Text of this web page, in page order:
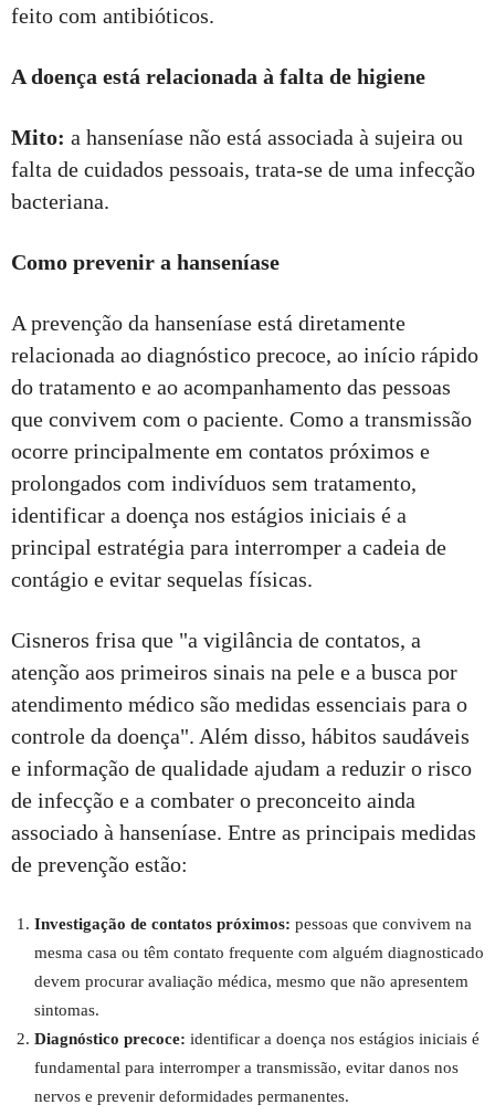
feito com antibióticos.
A doença está relacionada à falta de higiene
Mito: a hanseníase não está associada à sujeira ou
falta de cuidados pessoais, trata-se de uma infecção
bacteriana.
Como prevenir a hanseníase
A prevenção da hanseníase está diretamente
relacionada ao diagnóstico precoce, ao início rápido
do tratamento e ao acompanhamento das pessoas
que convivem com o paciente. Como a transmissão
ocorre principalmente em contatos próximos e
prolongados com indivíduos sem tratamento,
identificar a doença nos estágios iniciais é a
principal estratégia para interromper a cadeia de
contágio e evitar sequelas físicas.
Cisneros frisa que "a vigilância de contatos, a
atenção aos primeiros sinais na pele e a busca por
atendimento médico são medidas essenciais para o
controle da doença". Além disso, hábitos saudáveis
e informação de qualidade ajudam a reduzir o risco
de infecção e a combater o preconceito ainda
associado à hanseníase. Entre as principais medidas
de prevenção estão:
Investigação de contatos próximos: pessoas que convivem na
mesma casa ou têm contato frequente com alguém diagnosticado
devem procurar avaliação médica, mesmo que não apresentem
sintomas.
Diagnóstico precoce: identificar a doença nos estágios iniciais é
fundamental para interromper a transmissão, evitar danos nos
nervos e prevenir deformidades permanentes.